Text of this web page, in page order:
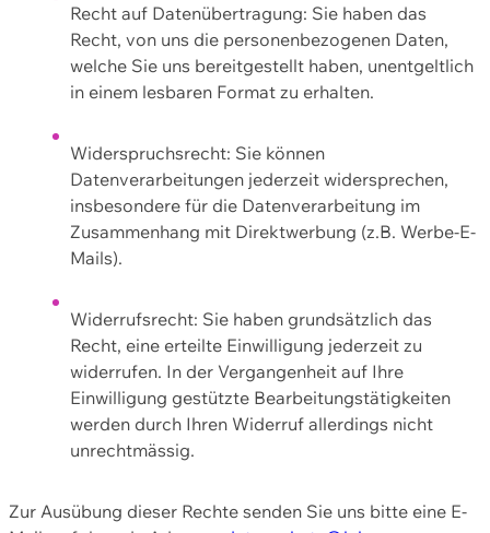
Recht auf Datenübertragung: Sie haben das
Recht, von uns die personenbezogenen Daten,
welche Sie uns bereitgestellt haben, unentgeltlich
in einem lesbaren Format zu erhalten.
Widerspruchsrecht: Sie können
Datenverarbeitungen jederzeit widersprechen,
insbesondere für die Datenverarbeitung im
Zusammenhang mit Direktwerbung (z.B. Werbe-E-
Mails).
Widerrufsrecht: Sie haben grundsätzlich das
Recht, eine erteilte Einwilligung jederzeit zu
widerrufen. In der Vergangenheit auf Ihre
Einwilligung gestützte Bearbeitungstätigkeiten
werden durch Ihren Widerruf allerdings nicht
unrechtmässig.
Zur Ausübung dieser Rechte senden Sie uns bitte eine E-